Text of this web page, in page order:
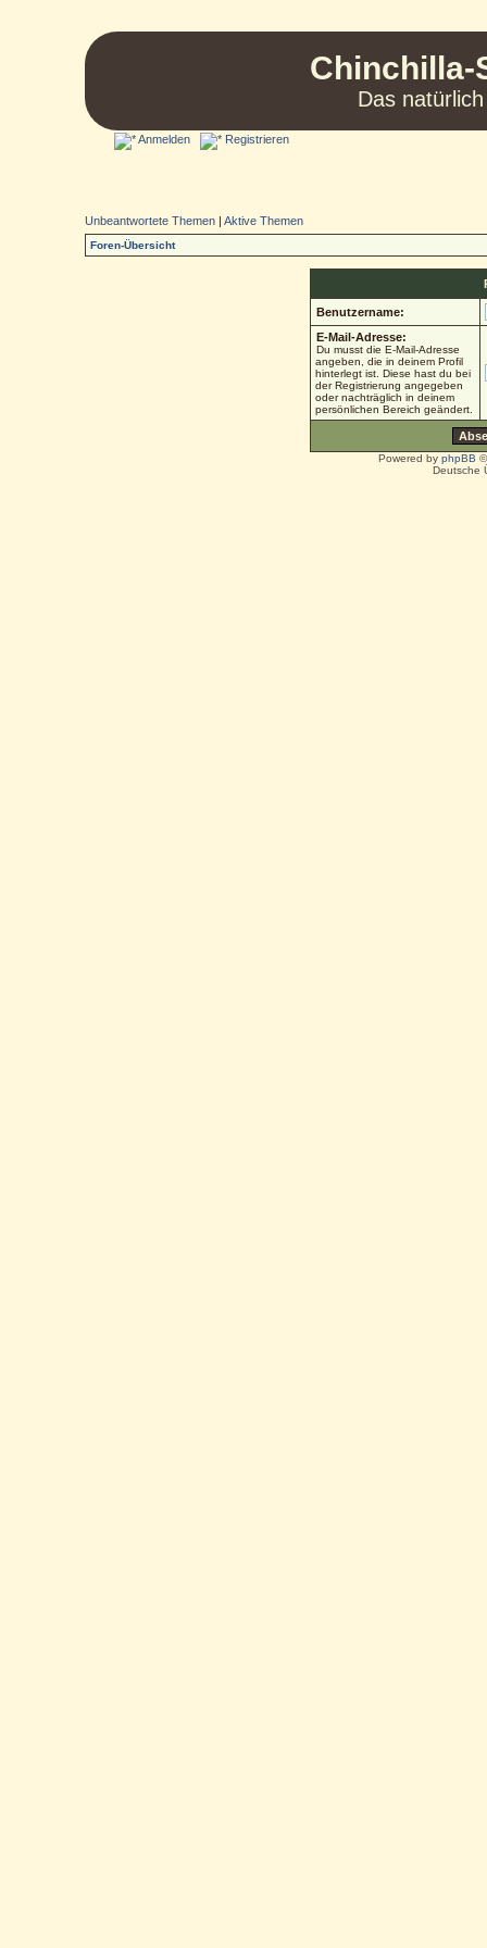
Chinchilla-
Das
Anmelden Registrieren
Unbeantwortete Themen |Aktive Themen
Foren-Übersicht
Benutzername:
E-Mail-Adresse:
Du musst die E-Mail-Adresse
angeben, die in deinem Profil
hinterlegt ist. Diese hast du bei
der Registrierung angegeben
oder nachträglich in deinem
persönlichen Bereich geändert.
Powered by phpBB
Deutsche